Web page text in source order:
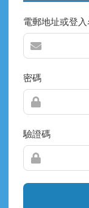
電郵地址或登
密碼
驗證碼